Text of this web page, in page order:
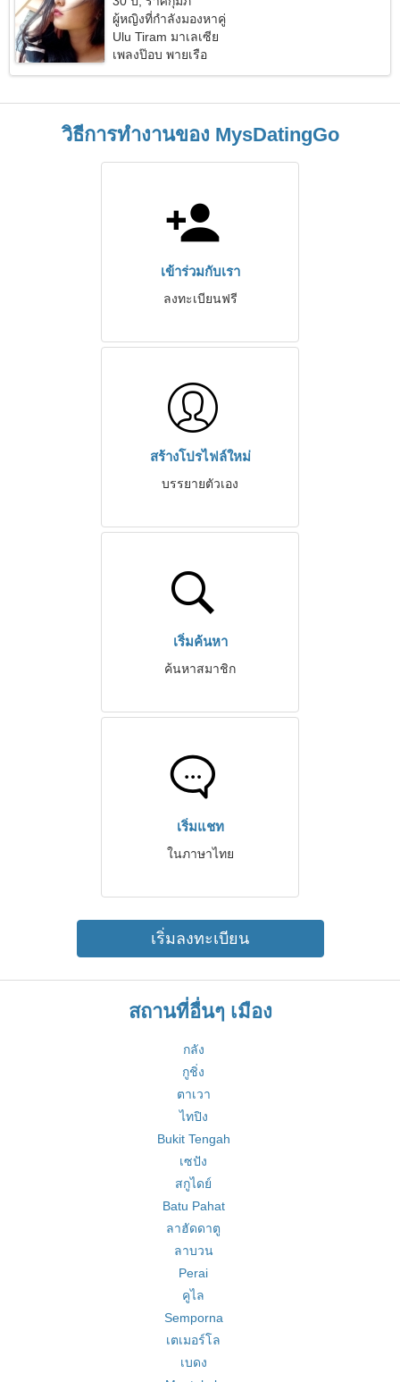
ผู้หญิงที่กำลังมองหาคู่
Ulu Tiram มาเลเซีย
เพลงป๊อบ พายเรือ
วิธีการทำงานของ MysDatingGo
เข้าร่วมกับเรา
ลงทะเบียนฟรี
สร้างโปรไฟล์ใหม่
บรรยายตัวเอง
เริ่มค้นหา
ค้นหาสมาชิก
เริ่มแชท
ในภาษาไทย
เริ่มลงทะเบียน
สถานที่อื่นๆ เมือง
กลัง
กูชิ่ง
ตาเวา
ไทปิง
Bukit Tengah
เซปัง
สกูไดย์
Batu Pahat
ลาฮัดดาตู
ลาบวน
Perai
คูไล
Semporna
เตเมอร์โล
เบดง